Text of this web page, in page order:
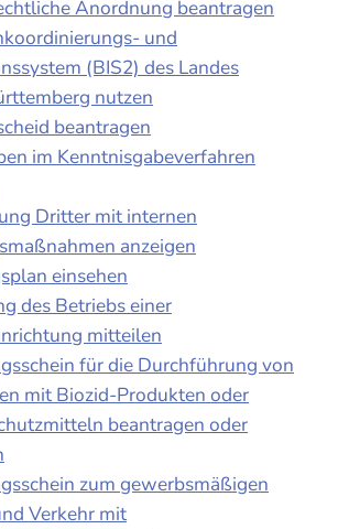
Anordnung beantragen
und
(BIS2) des Landes
nutzen
beantragen
im Kenntnisgabeverfahren
Dritter mit internen
anzeigen
einsehen
des Betriebs einer
mitteilen
für die Durchführung von
mit Biozid-Produkten oder
beantragen oder
zum gewerbsmäßigen
Verkehr mit